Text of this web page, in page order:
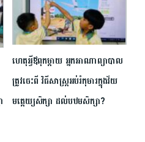
ហេតុអ្វីឪពុកម្តាយ អ្នក​អាណាព្យាបាល
ត្រូវចេះពី វិធីសាស្រ្ត​អប់រំកុមារ​ក្នុងវ័យ​
មត្តេយ្យ​សិក្សា ដល់បឋមសិក្សា?